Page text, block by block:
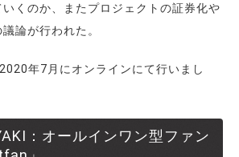
くのか、またプロジェクトの証券化や
論が行われた。
年7月にオンラインにて行いまし
：オールインワン型ファン